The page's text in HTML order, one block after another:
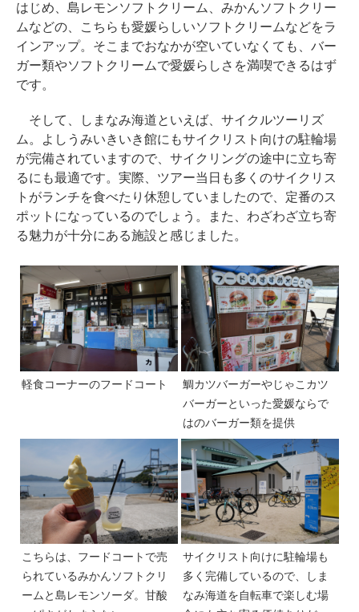
はじめ、島レモンソフトクリーム、みかんソフトクリー
ムなどの、こちらも愛媛らしいソフトクリームなどをラ
インアップ。そこまでおなかが空いていなくても、バー
ガー類やソフトクリームで愛媛らしさを満喫できるはず
です。
そして、しまなみ海道といえば、サイクルツーリズ
ム。よしうみいきいき館にもサイクリスト向けの駐輪場
が完備されていますので、サイクリングの途中に立ち寄
るにも最適です。実際、ツアー当日も多くのサイクリス
トがランチを食べたり休憩していましたので、定番のス
ポットになっているのでしょう。また、わざわざ立ち寄
る魅力が十分にある施設と感じました。
軽食コーナーのフードコート
鯛カツバーガーやじゃこカツ
バーガーといった愛媛ならで
はのバーガー類を提供
こちらは、フードコートで売
られているみかんソフトクリ
ームと島レモンソーダ。甘酸
サイクリスト向けに駐輪場も
多く完備しているので、しま
なみ海道を自転車で楽しむ場